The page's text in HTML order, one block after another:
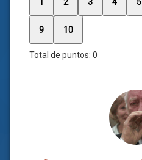
9 10
Total de puntos: 0